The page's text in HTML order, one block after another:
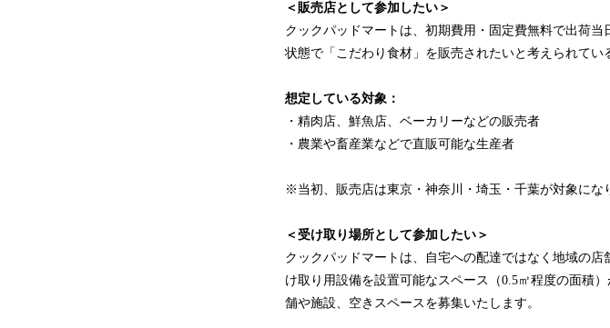
＜販売店として参加したい＞
クックパッドマートは、初期費用・固定費無料で出荷
状態で「こだわり食材」を販売されたいと考えられてい
想定している対象：
・精肉店、鮮魚店、ベーカリーなどの販売者
・農業や畜産業などで直販可能な生産者
※当初、販売店は東京・神奈川・埼玉・千葉が対象にな
＜受け取り場所として参加したい＞
クックパッドマートは、自宅への配達ではなく地域の
け取り用設備を設置可能なスペース（0.5㎡程度の面積
舗や施設、空きスペースを募集いたします。